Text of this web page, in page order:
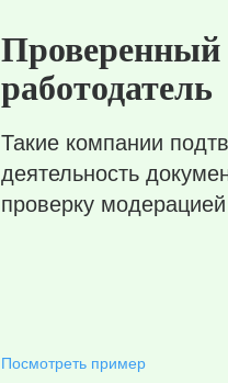
Проверенный
работодатель
Такие компании
деятельность
проверку
Посмотреть пример